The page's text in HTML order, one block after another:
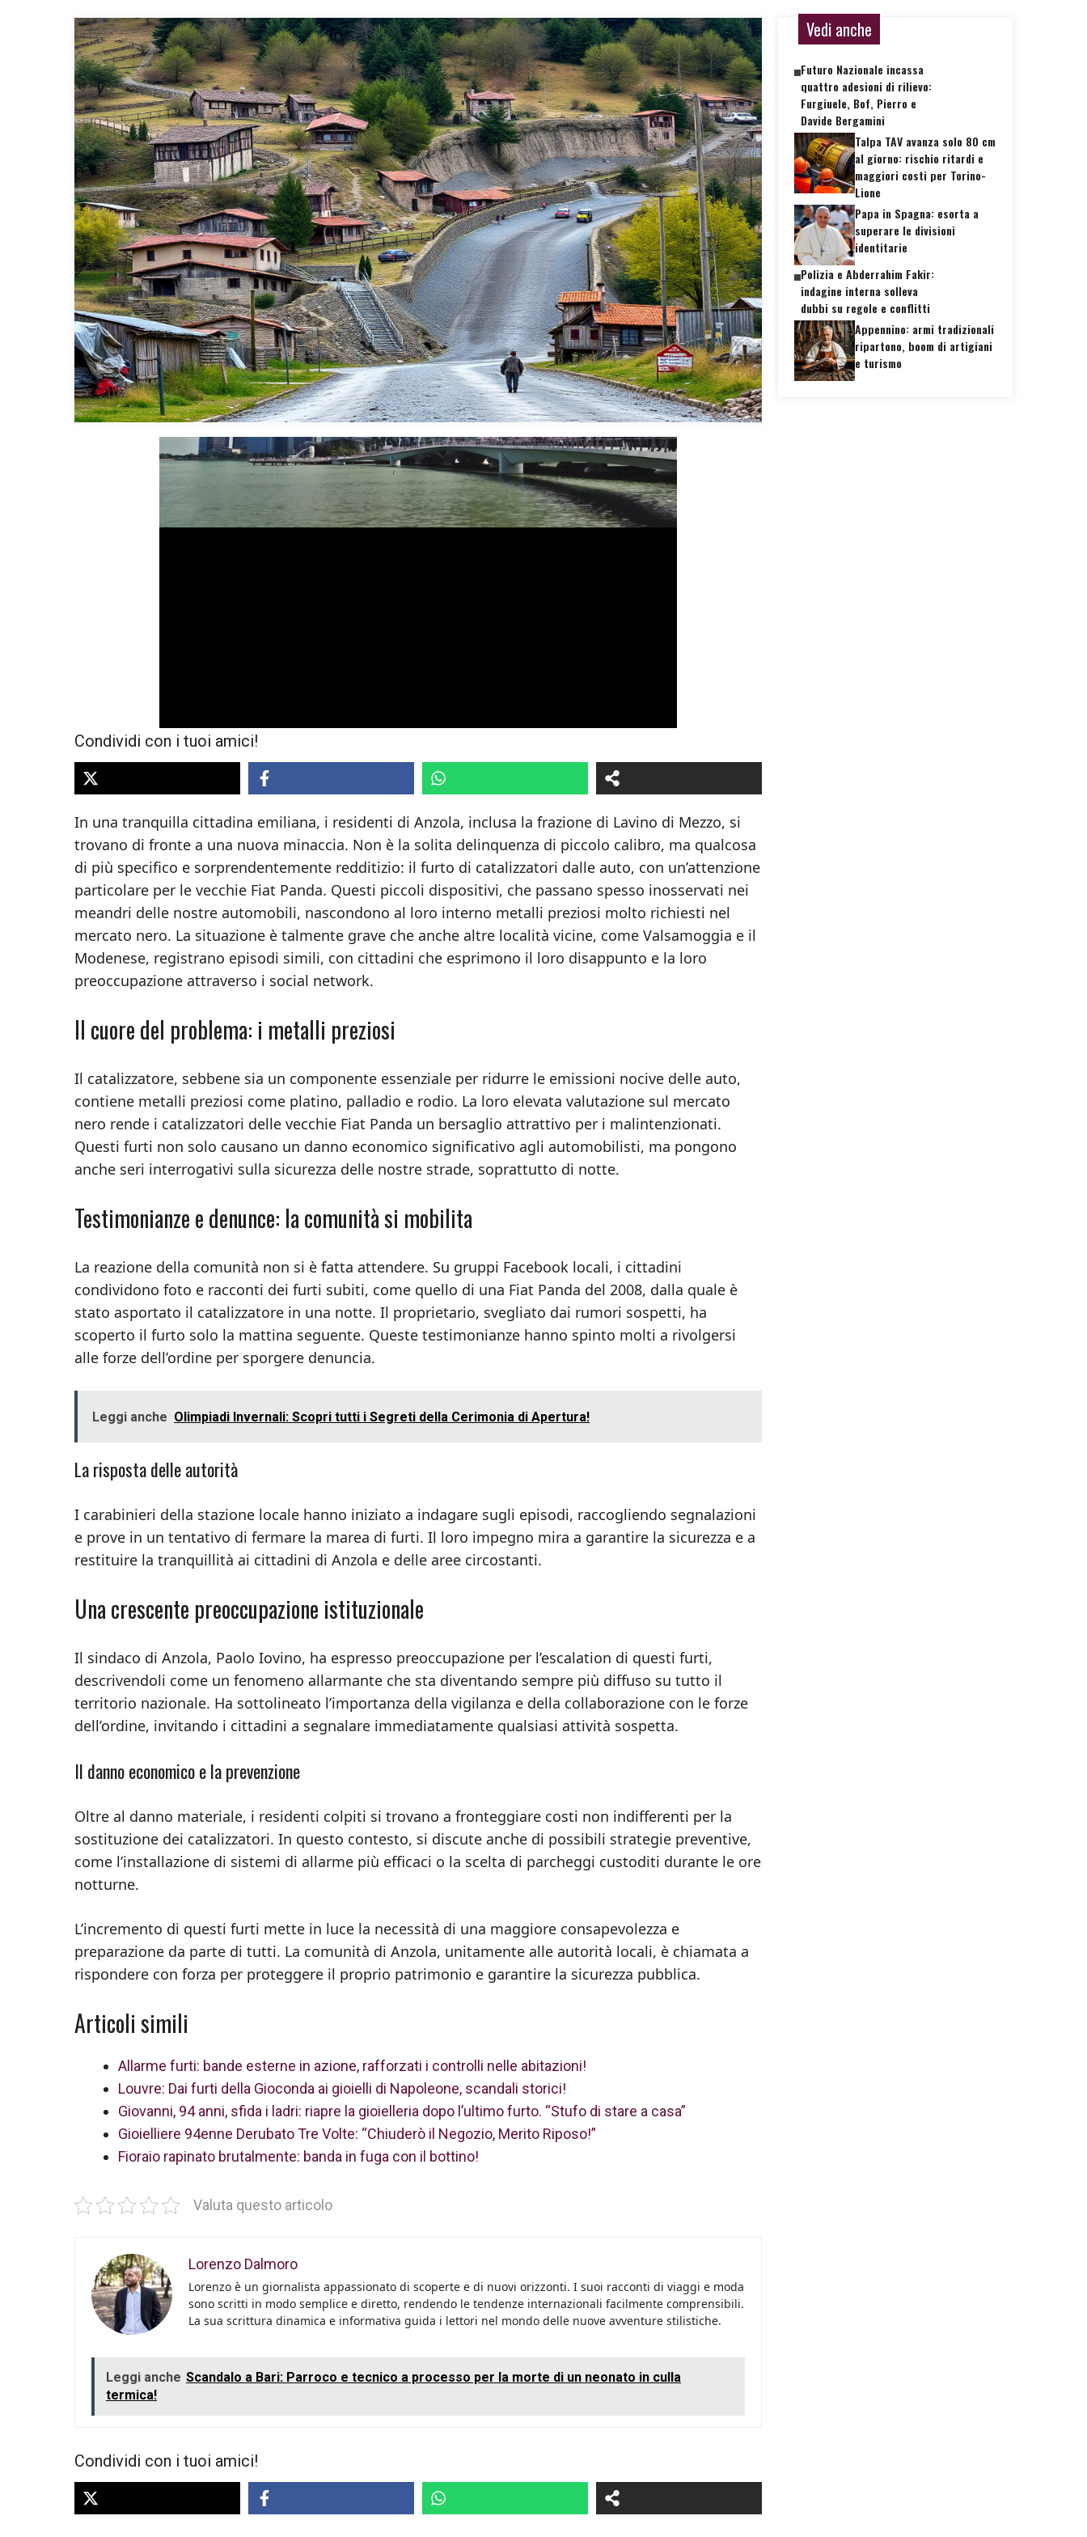
Condividi con i tuoi amici!
In una tranquilla cittadina emiliana, i residenti di Anzola, inclusa la frazione di Lavino di Mezzo, si
trovano di fronte a una nuova minaccia. Non è la solita delinquenza di piccolo calibro, ma qualcosa
di più specifico e sorprendentemente redditizio: il furto di catalizzatori dalle auto, con un’attenzione
particolare per le vecchie Fiat Panda. Questi piccoli dispositivi, che passano spesso inosservati nei
meandri delle nostre automobili, nascondono al loro interno metalli preziosi molto richiesti nel
mercato nero. La situazione è talmente grave che anche altre località vicine, come Valsamoggia e il
Modenese, registrano episodi simili, con cittadini che esprimono il loro disappunto e la loro
preoccupazione attraverso i social network.
Il cuore del problema: i metalli preziosi
Il catalizzatore, sebbene sia un componente essenziale per ridurre le emissioni nocive delle auto,
contiene metalli preziosi come platino, palladio e rodio. La loro elevata valutazione sul mercato
nero rende i catalizzatori delle vecchie Fiat Panda un bersaglio attrattivo per i malintenzionati.
Questi furti non solo causano un danno economico significativo agli automobilisti, ma pongono
anche seri interrogativi sulla sicurezza delle nostre strade, soprattutto di notte.
Testimonianze e denunce: la comunità si mobilita
La reazione della comunità non si è fatta attendere. Su gruppi Facebook locali, i cittadini
condividono foto e racconti dei furti subiti, come quello di una Fiat Panda del 2008, dalla quale è
stato asportato il catalizzatore in una notte. Il proprietario, svegliato dai rumori sospetti, ha
scoperto il furto solo la mattina seguente. Queste testimonianze hanno spinto molti a rivolgersi
alle forze dell’ordine per sporgere denuncia.
Leggi anche Olimpiadi Invernali: Scopri tutti i Segreti della Cerimonia di Apertura!
La risposta delle autorità
I carabinieri della stazione locale hanno iniziato a indagare sugli episodi, raccogliendo segnalazioni
e prove in un tentativo di fermare la marea di furti. Il loro impegno mira a garantire la sicurezza e a
restituire la tranquillità ai cittadini di Anzola e delle aree circostanti.
Una crescente preoccupazione istituzionale
Il sindaco di Anzola, Paolo Iovino, ha espresso preoccupazione per l’escalation di questi furti,
descrivendoli come un fenomeno allarmante che sta diventando sempre più diffuso su tutto il
territorio nazionale. Ha sottolineato l’importanza della vigilanza e della collaborazione con le forze
dell’ordine, invitando i cittadini a segnalare immediatamente qualsiasi attività sospetta.
Il danno economico e la prevenzione
Oltre al danno materiale, i residenti colpiti si trovano a fronteggiare costi non indifferenti per la
sostituzione dei catalizzatori. In questo contesto, si discute anche di possibili strategie preventive,
come l’installazione di sistemi di allarme più efficaci o la scelta di parcheggi custoditi durante le ore
notturne.
L’incremento di questi furti mette in luce la necessità di una maggiore consapevolezza e
preparazione da parte di tutti. La comunità di Anzola, unitamente alle autorità locali, è chiamata a
rispondere con forza per proteggere il proprio patrimonio e garantire la sicurezza pubblica.
Articoli simili
Allarme furti: bande esterne in azione, rafforzati i controlli nelle abitazioni!
Louvre: Dai furti della Gioconda ai gioielli di Napoleone, scandali storici!
Giovanni, 94 anni, sfida i ladri: riapre la gioielleria dopo l’ultimo furto. “Stufo di stare a casa”
Gioielliere 94enne Derubato Tre Volte: “Chiuderò il Negozio, Merito Riposo!”
Fioraio rapinato brutalmente: banda in fuga con il bottino!
Valuta questo articolo
Lorenzo Dalmoro
Lorenzo è un giornalista appassionato di scoperte e di nuovi orizzonti. I suoi racconti di viaggi e moda
sono scritti in modo semplice e diretto, rendendo le tendenze internazionali facilmente comprensibili.
La sua scrittura dinamica e informativa guida i lettori nel mondo delle nuove avventure stilistiche.
Leggi anche Scandalo a Bari: Parroco e tecnico a processo per la morte di un neonato in culla
termica!
Condividi con i tuoi amici!
Vedi anche
Futuro Nazionale incassa
quattro adesioni di rilievo:
Furgiuele, Bof, Pierro e
Davide Bergamini
Talpa TAV avanza solo 80 cm
al giorno: rischio ritardi e
maggiori costi per Torino-
Lione
Papa in Spagna: esorta a
superare le divisioni
identitarie
Polizia e Abderrahim Fakir:
indagine interna solleva
dubbi su regole e conflitti
Appennino: armi tradizionali
ripartono, boom di artigiani
e turismo